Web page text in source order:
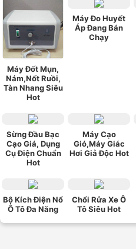
Máy Đốt Mụn,
Nám,Nốt Ruồi,
Tàn Nhang Siêu
Hot
Máy Đo Huyết
Áp Đang Bán
Chạy
Sừng Đầu Bạc
Cạo Giá, Dụng
Cụ Điện Chuẩn
Hot
Máy Cạo
Gió,Máy Giác
Hơi Giả Độc Hot
Bộ Kích Điện Nổ
Ô Tô Đa Năng
Chổi Rửa Xe Ô
Tô Siêu Hot